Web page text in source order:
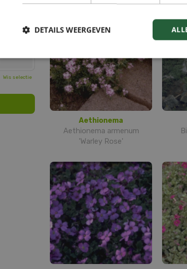
Aethionema
Aethionema armenum
'Warley Rose'
Wis selectie
DETAILS WEERGEVEN